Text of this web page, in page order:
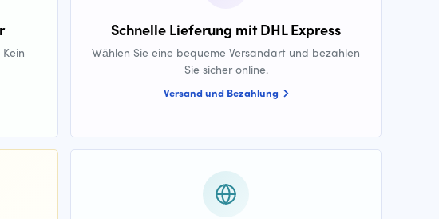
Schnelle Lieferung mit DHL Express
Wählen Sie eine bequeme Versandart und bezahlen
Sie sicher online.
Versand und Bezahlung